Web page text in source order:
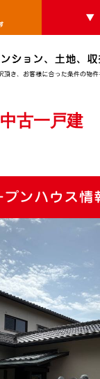
相田町(0)
大町西(2)
上安(6)
川内(4)
祇園町(0)
中古一戸建